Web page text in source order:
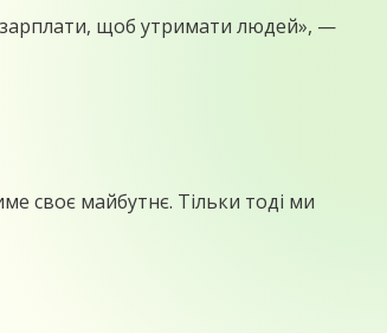
зарплати, щоб утримати людей», —
своє майбутнє. Тільки тоді ми